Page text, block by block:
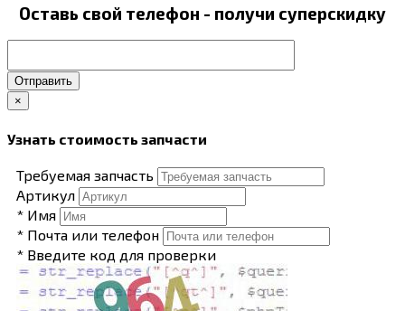
Оставь свой телефон - получи суперскидку
Отправить
×
Узнать стоимость запчасти
Требуемая запчасть
Артикул
* Имя
* Почта или телефон
* Введите код для проверки